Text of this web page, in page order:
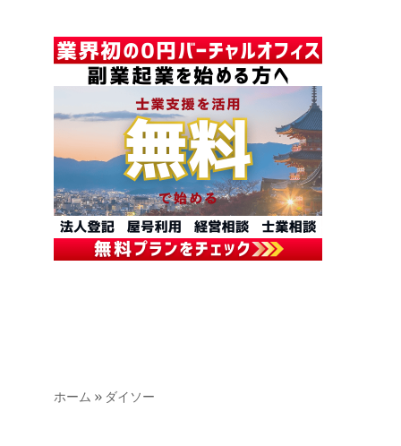
ホーム » ダイソー